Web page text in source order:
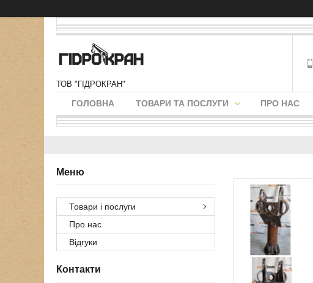
ТОВ "ГІДРОКРАН"
ГОЛОВНА ТОВАРИ ТА ПОСЛУГИ ПРО НАС
Товари і послуги
Про нас
Відгуки
Контакти